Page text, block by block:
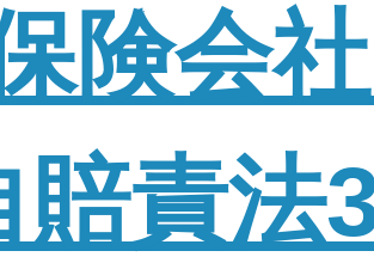
険会
賠責法